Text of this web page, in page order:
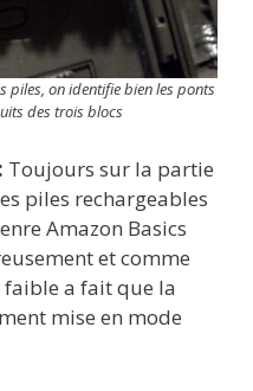
piles, on identifie bien les ponts
des trois blocs
Toujours sur la partie
piles rechargeables
Amazon Basics
et comme
a fait que la
mise en mode